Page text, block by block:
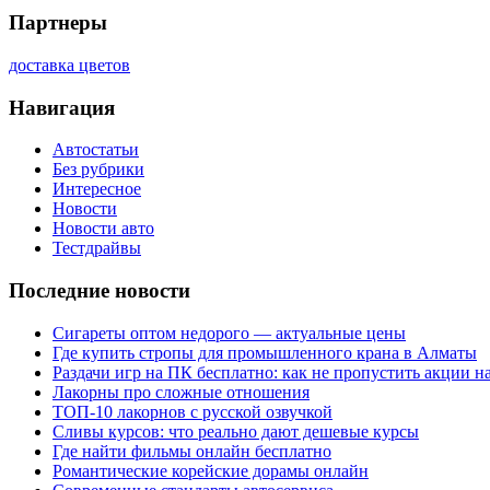
Партнеры
доставка цветов
Навигация
Автостатьи
Без рубрики
Интересное
Новости
Новости авто
Тестдрайвы
Последние новости
Сигареты оптом недорого — актуальные цены
Где купить стропы для промышленного крана в Алматы
Раздачи игр на ПК бесплатно: как не пропустить акции
Лакорны про сложные отношения
ТОП-10 лакорнов с русской озвучкой
Сливы курсов: что реально дают дешевые курсы
Где найти фильмы онлайн бесплатно
Романтические корейские дорамы онлайн